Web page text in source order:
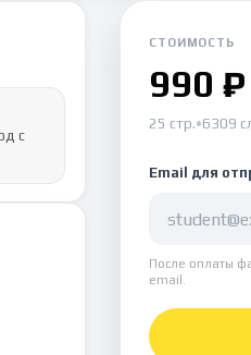
с
СТОИМОСТЬ
990 ₽
25 стр.•6309
Email для
После оплаты
email.